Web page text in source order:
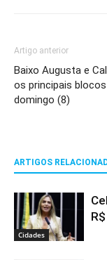
Artigo anterior
Baixo Augusta e
os principais
domingo (8)
ARTIGOS
Cidades